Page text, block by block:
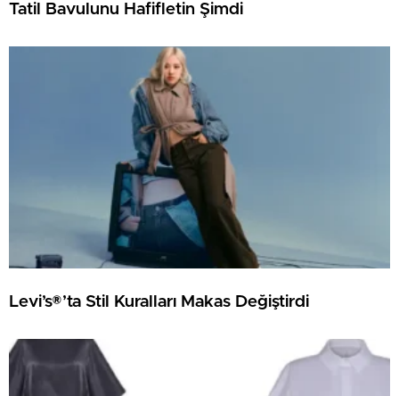
Tatil Bavulunu Hafifletin Şimdi
Levi’s®’ta Stil Kuralları Makas Değiştirdi